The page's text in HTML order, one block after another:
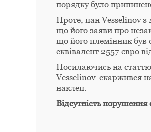
порядку було
Проте, пан Vesselinov з
що його заяви про
що його племінник
еквівалент 2557 євро
Посилаючись на
Vesselinov скаржився
наклеп.
Відсутність порушення